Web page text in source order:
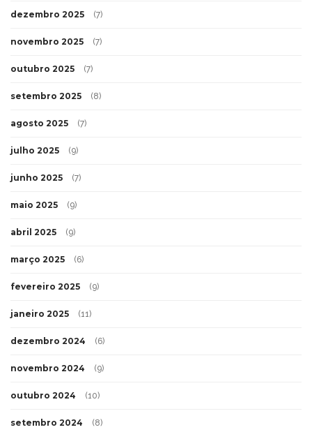
dezembro 2025 (7)
novembro 2025 (7)
outubro 2025 (7)
setembro 2025 (8)
agosto 2025 (7)
julho 2025 (9)
junho 2025 (7)
maio 2025 (9)
abril 2025 (9)
março 2025 (6)
fevereiro 2025 (9)
janeiro 2025 (11)
dezembro 2024 (6)
novembro 2024 (9)
outubro 2024 (10)
setembro 2024 (8)